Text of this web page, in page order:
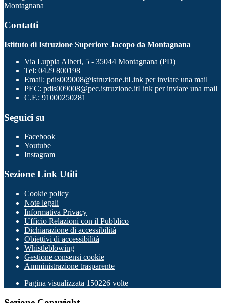
Montagnana
Contatti
Istituto di Istruzione Superiore Jacopo da Montagnana
Via Luppia Alberi, 5 - 35044 Montagnana (PD)
Tel: 0429 800198
Email: pdis009008@istruzione.itLink per inviare una mail
PEC: pdis009008@pec.istruzione.itLink per inviare una mail
C.F.: 91000250281
Seguici su
Facebook
Youtube
Instagram
Sezione Link Utili
Cookie policy
Note legali
Informativa Privacy
Ufficio Relazioni con il Pubblico
Dichiarazione di accessibilità
Obiettivi di accessibilità
Whistleblowing
Gestione consensi cookie
Amministrazione trasparente
Pagina visualizzata 150226 volte